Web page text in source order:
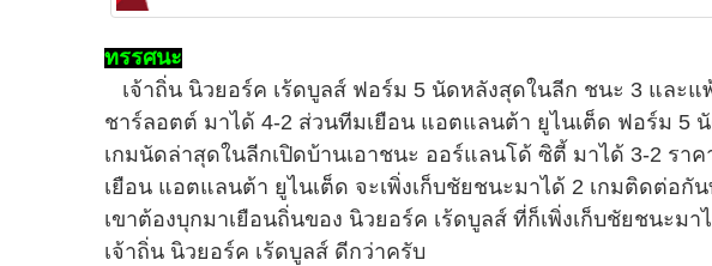
ทรรศนะ
เจ้าถิ่น นิวยอร์ค เร้ดบูลส์ ฟอร์ม 5 นัดหลังสุดในลีก ชนะ 3 และแ
ชาร์ลอตต์ มาได้ 4-2 ส่วนทีมเยือน แอตแลนต้า ยูไนเต็ด ฟอร์ม 5
เกมนัดล่าสุดในลีกเปิดบ้านเอาชนะ ออร์แลนโด้ ซิตี้ มาได้ 3-2 รา
เยือน แอตแลนต้า ยูไนเต็ด จะเพิ่งเก็บชัยชนะมาได้ 2 เกมติดต่อกั
เขาต้องบุกมาเยือนถิ่นของ นิวยอร์ค เร้ดบูลส์ ที่ก็เพิ่งเก็บชัยชนะมา
เจ้าถิ่น นิวยอร์ค เร้ดบูลส์ ดีกว่าครับ